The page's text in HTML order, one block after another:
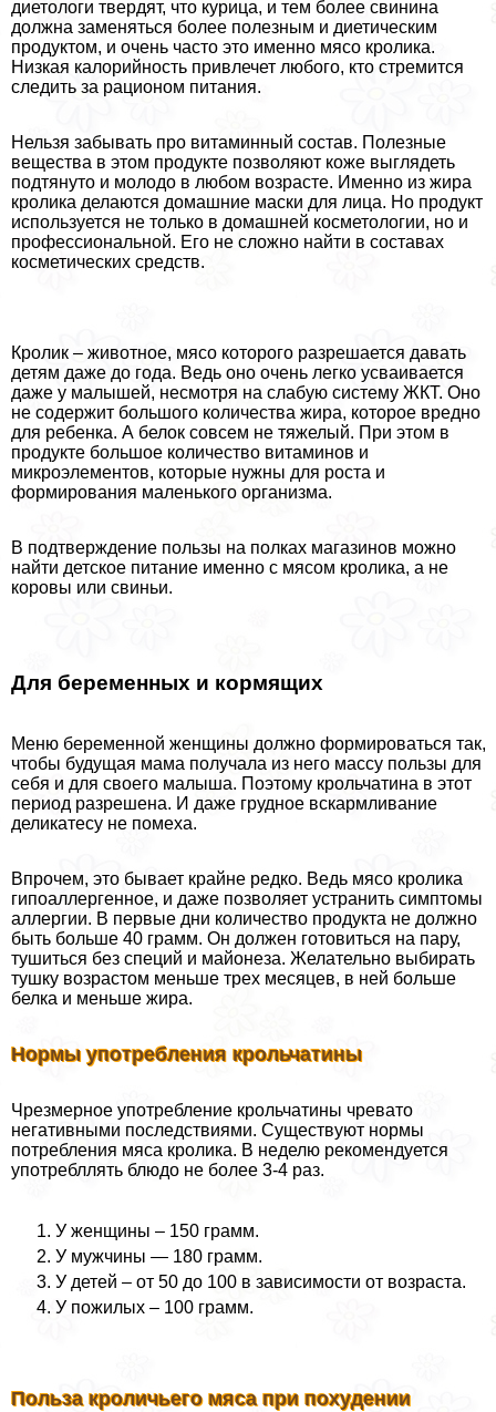
диетологи твердят, что курица, и тем более свинина
должна заменяться более полезным и диетическим
продуктом, и очень часто это именно мясо кролика.
Низкая калорийность привлечет любого, кто стремится
следить за рационом питания.
Нельзя забывать про витаминный состав. Полезные
вещества в этом продукте позволяют коже выглядеть
подтянуто и молодо в любом возрасте. Именно из жира
кролика делаются домашние маски для лица. Но продукт
используется не только в домашней косметологии, но и
профессиональной. Его не сложно найти в составах
косметических средств.
Кролик – животное, мясо которого разрешается давать
детям даже до года. Ведь оно очень легко усваивается
даже у малышей, несмотря на слабую систему ЖКТ. Оно
не содержит большого количества жира, которое вредно
для ребенка. А белок совсем не тяжелый. При этом в
продукте большое количество витаминов и
микроэлементов, которые нужны для роста и
формирования маленького организма.
В подтверждение пользы на полках магазинов можно
найти детское питание именно с мясом кролика, а не
коровы или свиньи.
Для беременных и кормящих
Меню беременной женщины должно формироваться так,
чтобы будущая мама получала из него массу пользы для
себя и для своего малыша. Поэтому крольчатина в этот
период разрешена. И даже грудное вскармливание
деликатесу не помеха.
Впрочем, это бывает крайне редко. Ведь мясо кролика
гипоаллергенное, и даже позволяет устранить симптомы
аллергии. В первые дни количество продукта не должно
быть больше 40 грамм. Он должен готовиться на пару,
тушиться без специй и майонеза. Желательно выбирать
тушку возрастом меньше трех месяцев, в ней больше
белка и меньше жира.
Нормы употрeбления крольчатины
Чрезмерное употрeбление крольчатины чревато
негативными последствиями. Существуют нормы
потрeбления мяса кролика. В неделю рекомендуется
употрeбллять блюдо не более 3-4 раз.
У женщины – 150 грамм.
У мужчины — 180 грамм.
У детей – от 50 до 100 в зависимости от возраста.
У пожилых – 100 грамм.
Польза кроличьего мяса при похудении